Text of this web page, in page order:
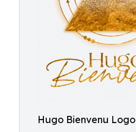
Hugo Bienvenu Logo